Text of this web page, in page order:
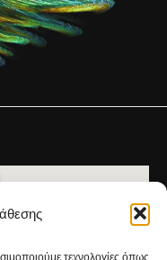
τεχνολογίες όπως